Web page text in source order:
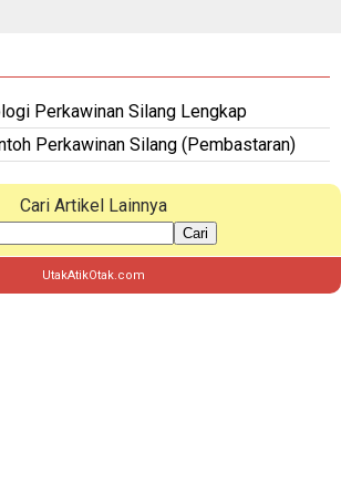
Perkawinan Silang Lengkap
Perkawinan Silang (Pembastaran)
Cari Artikel Lainnya
Cari
UtakAtikOtak.com